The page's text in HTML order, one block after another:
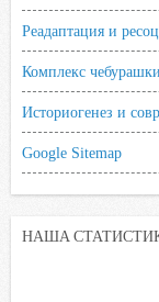
Реадаптация и
Комплекс
Историогенез и
Google Sitemap
НАША